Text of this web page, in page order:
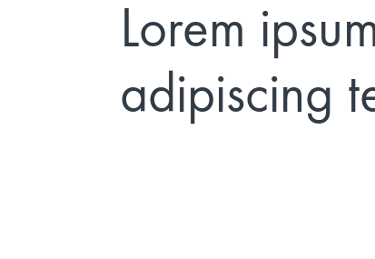
Lorem
adipiscing